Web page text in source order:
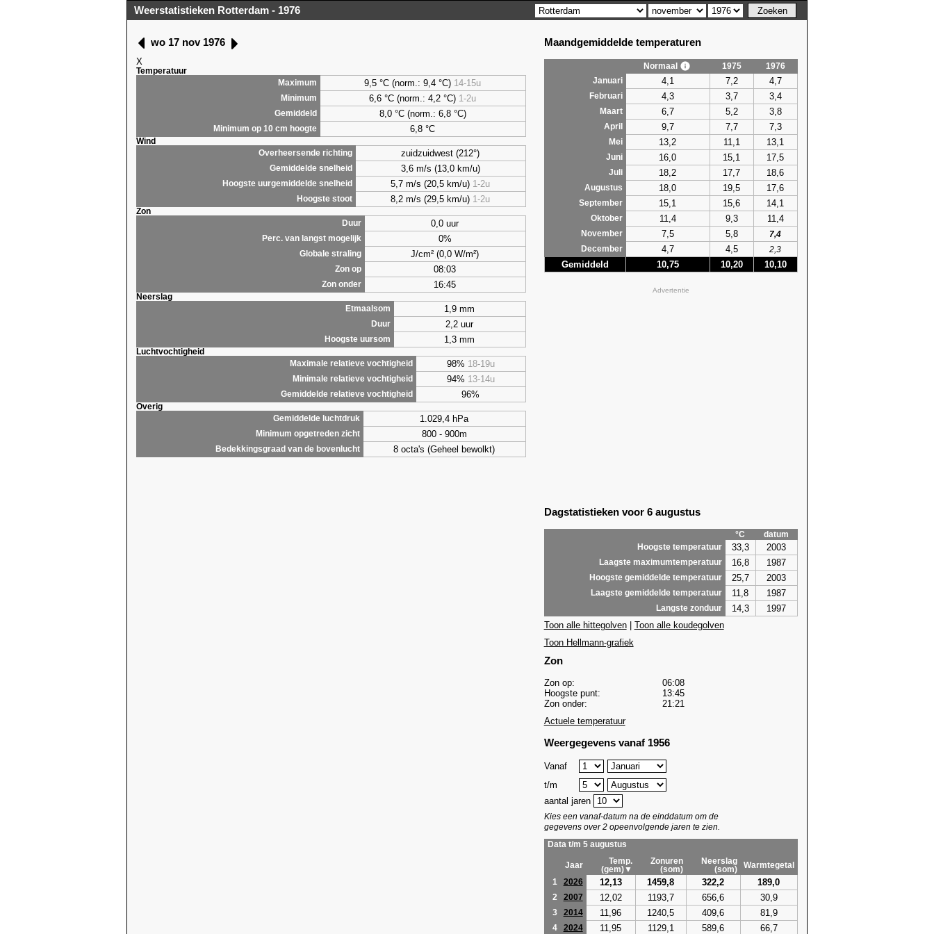
Weerstatistieken Rotterdam - 1976
wo 17 nov 1976
X
Temperatuur
Maximum
9,5 °C (norm.: 9,4 °C) 14-15u
Minimum 6,6 °C (norm.: 4,2 °C) 1-2u
Gemiddeld 8,0 °C (norm.: 6,8 °C)
Minimum op 10 cm hoogte 6,8 °C
Wind
Overheersende richting
zuidzuidwest (212°)
Gemiddelde snelheid 3,6 m/s (13,0 km/u)
Hoogste uurgemiddelde snelheid 5,7 m/s (20,5 km/u) 1-2u
Hoogste stoot 8,2 m/s (29,5 km/u) 1-2u
Zon
Duur
0,0 uur
Perc. van langst mogelijk 0%
Globale straling J/cm² (0,0 W/m²)
Zon op 08:03
Zon onder 16:45
Neerslag
Etmaalsom
1,9 mm
Duur 2,2 uur
Hoogste uursom 1,3 mm
Luchtvochtigheid
Maximale relatieve vochtigheid
98% 18-19u
Minimale relatieve vochtigheid 94% 13-14u
Gemiddelde relatieve vochtigheid 96%
Overig
Gemiddelde luchtdruk
1.029,4 hPa
Minimum opgetreden zicht 800 - 900m
Bedekkingsgraad van de bovenlucht 8 octa's (Geheel bewolkt)
Maandgemiddelde temperaturen
Normaal 1975
1976
Januari
4,1 7,2 4,7
Februari 4,3 3,7 3,4
Maart 6,7 5,2 3,8
April 9,7 7,7 7,3
Mei 13,2 11,1 13,1
Juni 16,0 15,1 17,5
Juli 18,2 17,7 18,6
Augustus 18,0 19,5 17,6
September 15,1 15,6 14,1
Oktober 11,4 9,3 11,4
November 7,5 5,8
7,4
December
4,7 4,5 2,3
Gemiddeld 10,75 10,20 10,10
Advertentie
Dagstatistieken voor 6 augustus
°C
datum
Hoogste temperatuur
33,3 2003
Laagste maximumtemperatuur 16,8 1987
Hoogste gemiddelde temperatuur 25,7 2003
Laagste gemiddelde temperatuur 11,8 1987
Langste zonduur 14,3
1997
Toon alle hittegolven| Toon alle koudegolven
Toon Hellmann-grafiek
Zon
Zon op:
06:08
Hoogste punt:
13:45
Zon onder:
21:21
Actuele temperatuur
Weergegevens vanaf 1956
Vanaf
t/m
aantal jaren
Kies een vanaf-datum na de einddatum om de
gegevens over 2 opeenvolgende jaren te zien.
Data t/m 5 augustus
Jaar
Temp.
(gem)▼
Zonuren
(som)
Neerslag
(som)
Warmtegetal
1
2026 12,13 1459,8 322,2 189,0
2 2007 12,02 1193,7 656,6 30,9
3 2014 11,96 1240,5 409,6 81,9
4 2024 11,95 1129,1 589,6 66,7